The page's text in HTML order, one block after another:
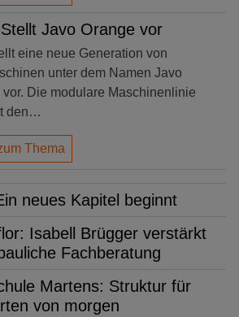
Javo Orange vor
eine neue Generation von
unter dem Namen Javo
vor. Die modulare Maschinenlinie
den…
Thema
neues Kapitel beginnt
Isabell Brügger verstärkt
Fachberatung
Martens: Struktur für
von morgen